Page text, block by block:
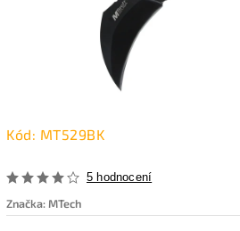
Kód: MT529BK
5 hodnocení
Značka: MTech